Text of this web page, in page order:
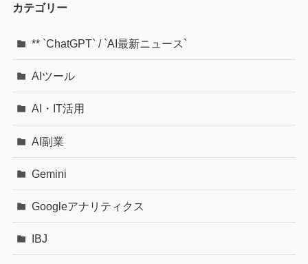
カテゴリー
** `ChatGPT` / `AI最新ニュース`
AIツール
AI・IT活用
AI副業
Gemini
Googleアナリティクス
IBJ